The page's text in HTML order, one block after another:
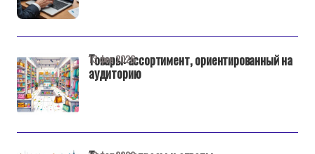
Товары: ассортимент, ориентированный на
аудиторию
13 фев 2026